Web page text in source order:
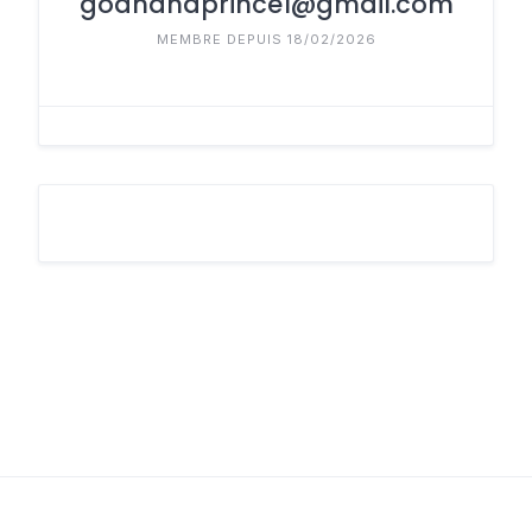
MEMBRE DEPUIS 18/02/2026